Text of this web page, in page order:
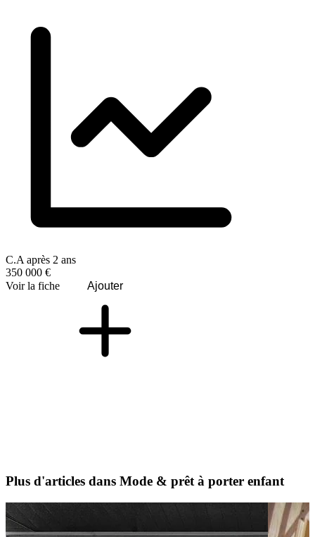
C.A après 2 ans
350 000 €
Voir la fiche
Ajouter
Plus d'articles dans Mode & prêt à porter enfant